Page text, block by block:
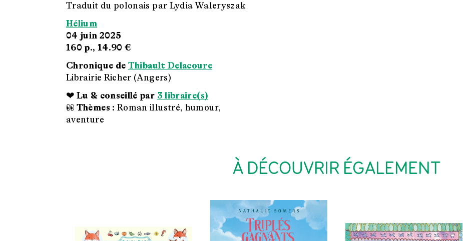
Traduit du polonais par Lydia Waleryszak
Hélium
04 juin 2025
160 p., 14.90 €
Chronique de Thibault Delacoure
Librairie Richer (Angers)
❤ Lu & conseillé par 3 libraire(s)
👀 Thèmes : Roman illustré, humour,
aventure
À DÉCOUVRIR ÉGALEMENT